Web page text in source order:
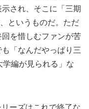
され、そこに「三期
というものだ。ただ
を惜しむファンが苦
「なんだやっぱり三
編が見られる」な
ーズはこれで終了な